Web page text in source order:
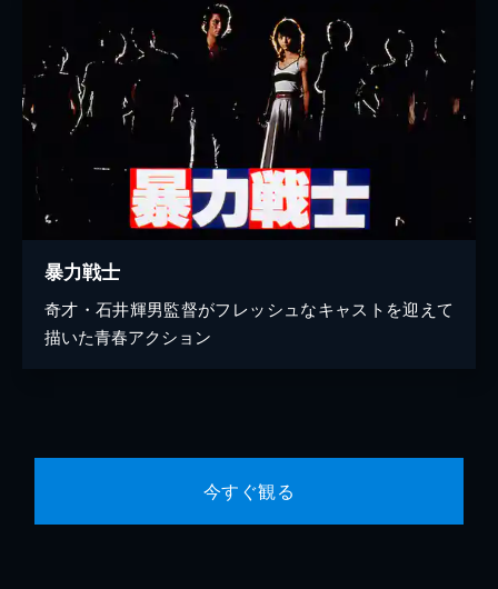
暴力戦士
奇才・石井輝男監督がフレッシュなキャストを迎えて
描いた青春アクション
今すぐ観る